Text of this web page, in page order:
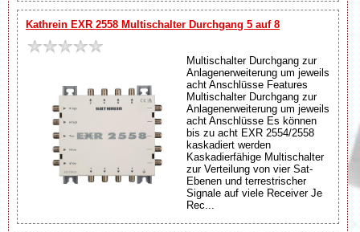
Kathrein EXR 2558 Multischalter Durchgang 5 auf 8
Multischalter Durchgang zur
Anlagenerweiterung um jeweils
acht Anschlüsse Features
Multischalter Durchgang zur
Anlagenerweiterung um jeweils
acht Anschlüsse Es können
bis zu acht EXR 2554/2558
kaskadiert werden
Kaskadierfähige Multischalter
zur Verteilung von vier Sat-
Ebenen und terrestrischer
Signale auf viele Receiver Je
Rec...